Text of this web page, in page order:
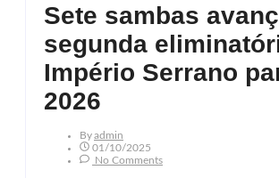
Sete sambas
segunda
Império Serrano
2026
ByAdmin
01/10/2025
No Comments